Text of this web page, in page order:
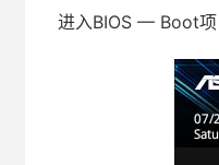
进入BIOS — Boot